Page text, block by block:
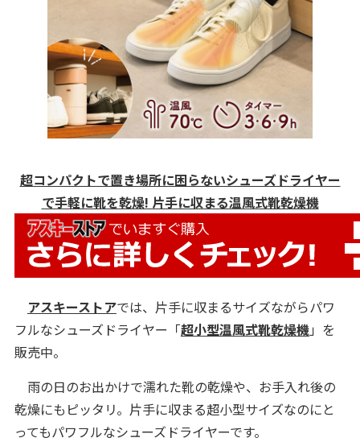
超コンパクトで置き場所に困らないシューズドライヤー
で手軽に靴を乾燥! 片手に収まる温風式靴乾燥機
アスキーストアでは、片手に収まるサイズながらパワ
フルなシューズドライヤー「超小型温風式靴乾燥機」を
販売中。
雨の日のお出かけで濡れた靴の乾燥や、お手入れ後の
乾燥にもピッタリ。片手に収まる超小型サイズなのにと
ってもパワフルなシューズドライヤーです。